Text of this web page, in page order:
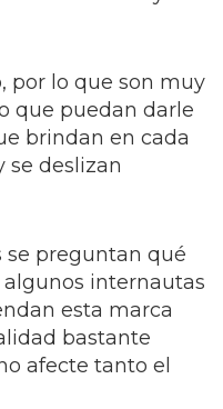
por lo que son muy
que puedan darle
brindan en cada
se deslizan
se preguntan qué
internautas
esta marca
bastante
afecte tanto el